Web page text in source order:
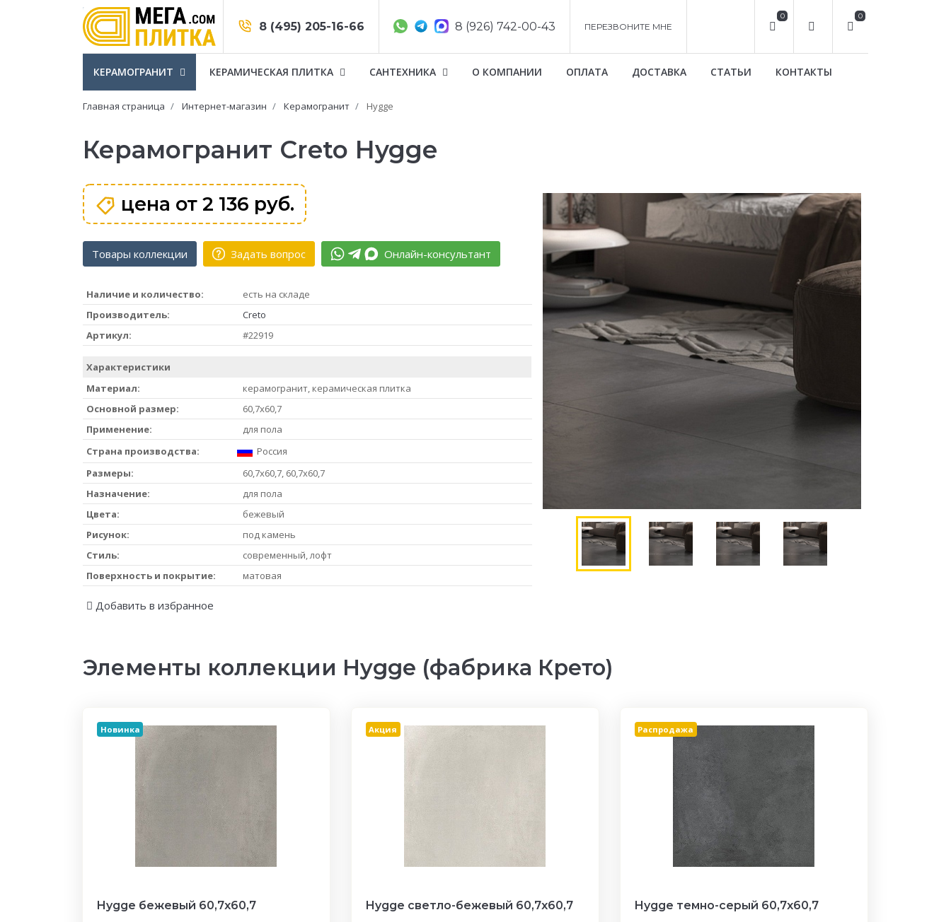
8 (495) 205-16-66 8 (926) 742-00-43 ПЕРЕЗВОНИТЕ МНЕ
0 0
КЕРАМОГРАНИТ КЕРАМИЧЕСКАЯ ПЛИТКА САНТЕХНИКА О КОМПАНИИ ОПЛАТА ДОСТАВКА СТАТЬИ КОНТАКТЫ
Главная страница Интернет-магазин Керамогранит Hygge
Керамогранит Creto Hygge
цена от 2 136 руб.
Товары коллекции Задать вопрос Онлайн-консультант
Наличие и количество:
есть на складе
Производитель:
Creto
Артикул:
#22919
Характеристики
Материал:
керамогранит, керамическая плитка
Основной размер:
60,7x60,7
Применение:
для пола
Страна производства:
Россия
Размеры:
60,7х60,7, 60,7х60,7
Назначение:
для пола
Цвета:
бежевый
Рисунок:
под камень
Стиль:
современный, лофт
Поверхность и покрытие:
матовая
Добавить в избранное
Элементы коллекции Hygge (фабрика Крето)
Новинка
Hygge бежевый 60,7х60,7
Акция
Hygge светло-бежевый 60,7х60,7
Распродажа
Hygge темно-серый 60,7х60,7